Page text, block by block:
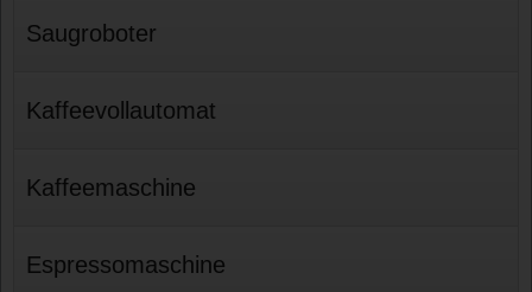
Saugroboter
Kaffeevollautomat
Kaffeemaschine
Espressomaschine